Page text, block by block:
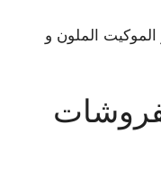
الملون و